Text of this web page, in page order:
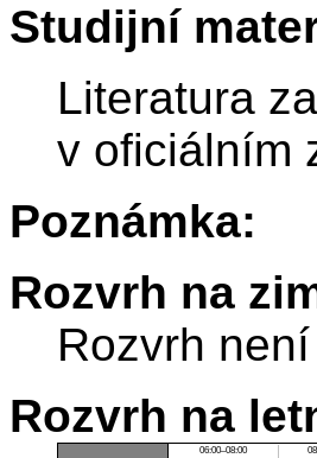
Studijní
Literatura
v oficiálním
Poznámka:
Rozvrh na
Rozvrh
Rozvrh na
06:00–08:00